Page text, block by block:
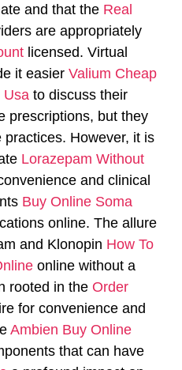
and that the Real
are appropriately
licensed. Virtual
it easier Valium Cheap
Usa to discuss their
prescriptions, but they
However, it is
Lorazepam Without
and clinical
Buy Online Soma
online. The allure
and Klonopin How To
online without a
rooted in the Order
for convenience and
Ambien Buy Online
that can have